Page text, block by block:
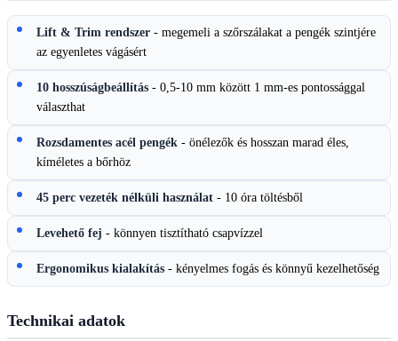
Lift & Trim rendszer - megemeli a szőrszálakat a pengék szintjére
az egyenletes vágásért
10 hosszúságbeállítás - 0,5-10 mm között 1 mm-es pontossággal
választhat
Rozsdamentes acél pengék - önélezők és hosszan marad éles,
kíméletes a bőrhöz
45 perc vezeték nélküli használat - 10 óra töltésből
Levehető fej - könnyen tisztítható csapvízzel
Ergonomikus kialakítás - kényelmes fogás és könnyű kezelhetőség
Technikai adatok